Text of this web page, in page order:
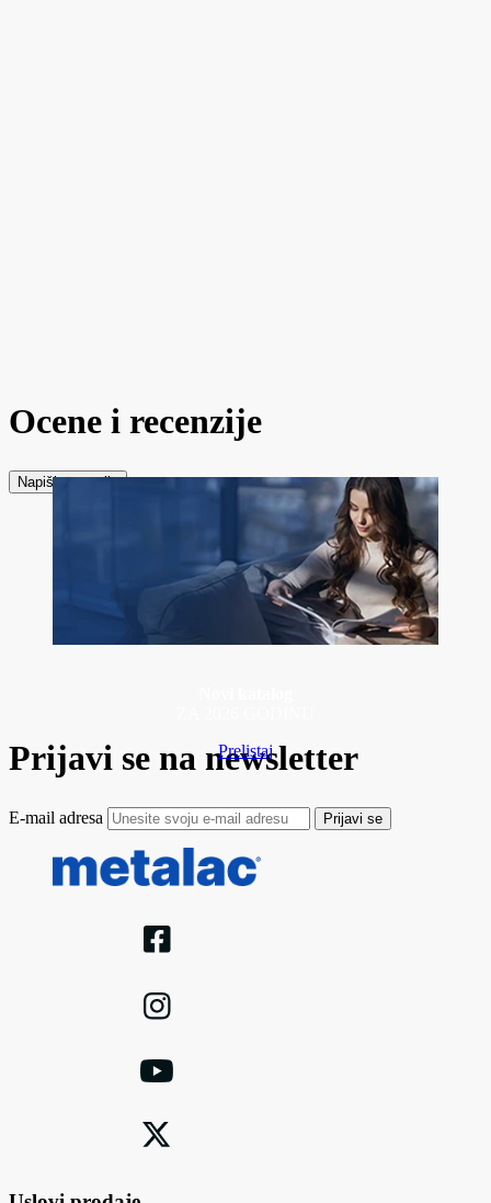
Ocene i recenzije
Napiši recenziju
Prelistaj
Prijavi se na newsletter
E-mail adresa Prijavi se